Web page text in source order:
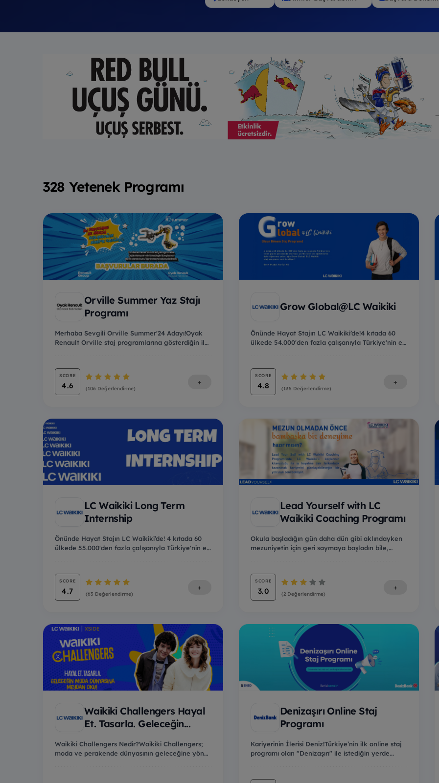
328 Yetenek Programı
Orville Summer Yaz Stajı
Programı
Merhaba Sevgili Orville Summer'24 Adayı!Oyak
Renault Orville staj programlarına gösterdiğin ilgi
SCORE
4.6 (106 Değerlendirme)
+
Grow Global@LC Waikiki
Önünde Hayat Stajın LC Waikiki’de!4 kıtada 60
ülkede 54.000'den fazla çalışanıyla Türkiye'nin en
SCORE
4.8 (135 Değerlendirme)
+
LC Waikiki Long Term
Internship
Önünde Hayat Stajın LC Waikiki’de! 4 kıtada 60
ülkede 55.000'den fazla çalışanıyla Türkiye'nin e...
SCORE
4.7 (63 Değerlendirme)
+
Lead Yourself with LC
Waikiki Coaching Programı
Okula başladığın gün daha dün gibi aklındayken
mezuniyetin için geri saymaya başladın bile,
SCORE
3.0 (2 Değerlendirme)
+
Waikiki Challengers Hayal
Et. Tasarla. Geleceğin...
Waikiki Challengers Nedir?Waikiki Challengers;
moda ve perakende dünyasının geleceğine yön
Denizaşırı Online Staj
Programı
Kariyerinin İlerisi Deniz!Türkiye’nin ilk online staj
programı olan "Denizaşırı" ile istediğin yerde...